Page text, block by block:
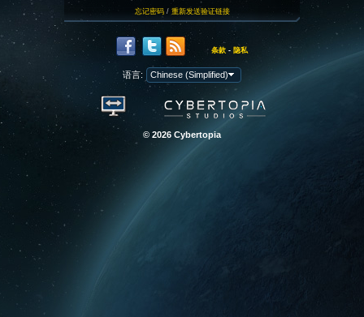
忘记密码/ 重新发送验证链接
条款 - 隐私
语言:
© 2026 Cybertopia